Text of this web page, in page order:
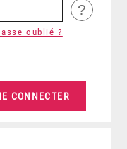
?
oublié ?